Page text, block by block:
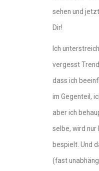
sehen und
Dir!
Ich
vergesst
dass ich
im Gegenteil,
aber ich
selbe, wird
bespielt. Und
(fast